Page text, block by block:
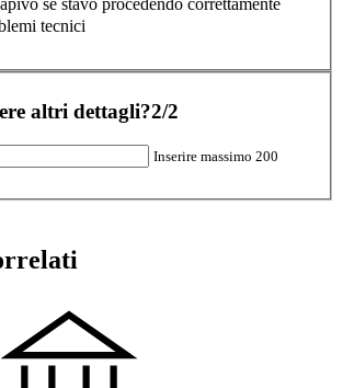
se stavo procedendo correttamente
tecnici
altri dettagli?2/2
Inserire massimo 200